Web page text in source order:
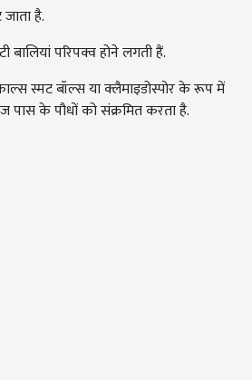
है.
परिपक्व होने लगती हैं.
स्मट बॉल्स या क्लैमाइडोस्पोर के रूप में
के पौधों को संक्रमित करता है.